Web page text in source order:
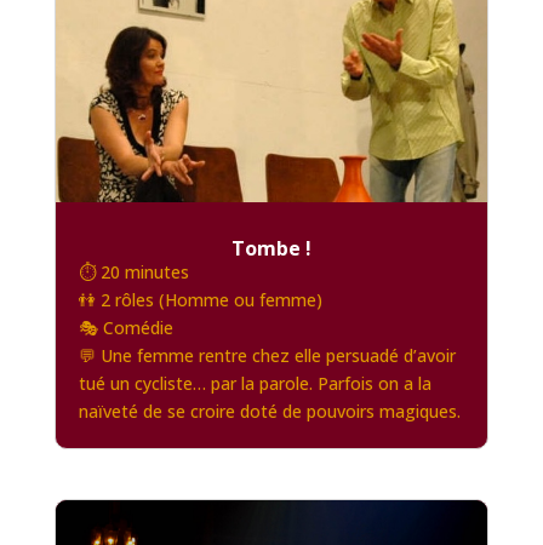
Tombe !
⏱️ 20 minutes
👫 2 rôles (Homme ou femme)
🎭 Comédie
💬 Une femme rentre chez elle persuadé d’avoir
tué un cycliste… par la parole. Parfois on a la
naïveté de se croire doté de pouvoirs magiques.